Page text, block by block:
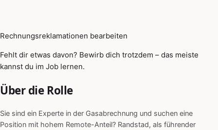
Rechnungsreklamationen bearbeiten
Fehlt dir etwas davon? Bewirb dich trotzdem – das meiste
kannst du im Job lernen.
Über die Rolle
Sie sind ein Experte in der Gasabrechnung und suchen eine
Position mit hohem Remote-Anteil? Randstad, als führender